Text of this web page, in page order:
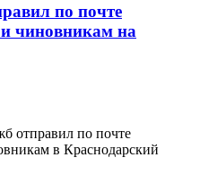
по почте
чиновникам на
отправил по почте
в Краснодарский